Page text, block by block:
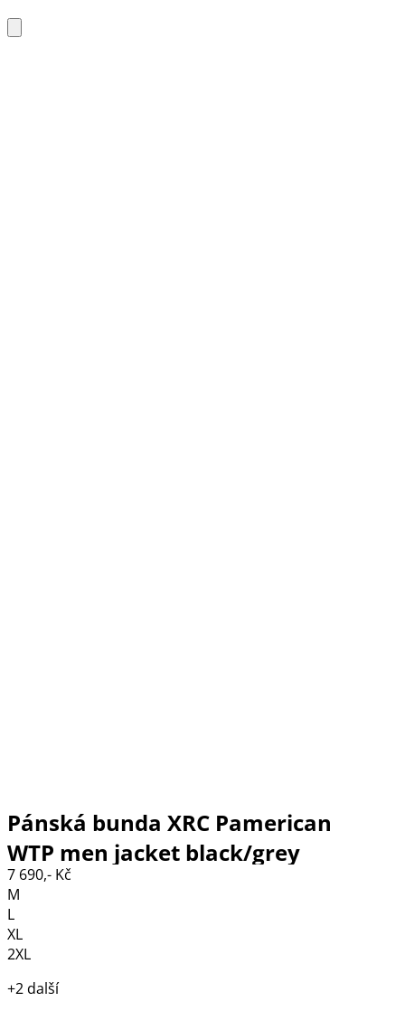
Pánská bunda XRC Pamerican
WTP men jacket black/grey
7 690,- Kč
M
L
XL
2XL
+2 další